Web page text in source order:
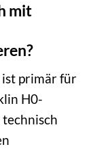
mit
primär für
H0-